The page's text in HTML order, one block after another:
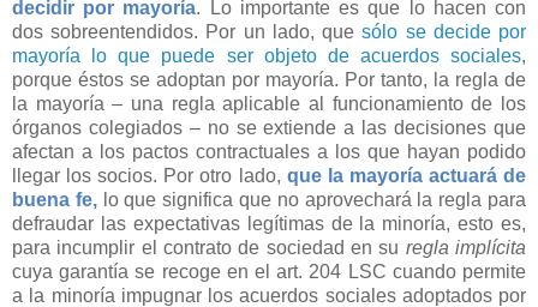
decidir por mayoría. Lo importante es que lo hacen con
dos sobreentendidos. Por un lado, quesólo se decide por
mayoría lo que puede ser objeto de acuerdos sociales,
porque éstos se adoptan por mayoría. Por tanto, la regla de
la mayoría – una regla aplicable al funcionamiento de los
órganos colegiados – no se extiende a las decisiones que
afectan a los pactos contractuales a los que hayan podido
llegar los socios. Por otro lado, que la mayoría actuará de
buena fe,lo que significa que no aprovechará la regla para
defraudar las expectativas legítimas de la minoría, esto es,
para incumplir el contrato de sociedad en su regla implícita
cuya garantía se recoge en el art. 204 LSC cuando permite
a la minoría impugnar los acuerdos sociales adoptados por